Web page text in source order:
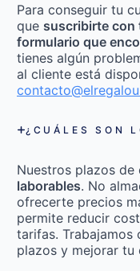
Para conseguir tu
que suscribirte con
formulario que
tienes algún
al cliente está
¿CUÁLES SON
Nuestros plazos de
laborables. No
ofrecerte precios
permite reducir
tarifas.
plazos y mejorar tu